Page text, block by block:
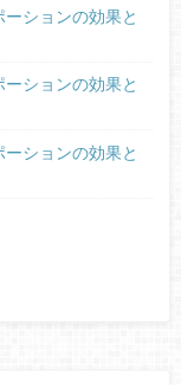
ーションの効果と
ーションの効果と
ーションの効果と